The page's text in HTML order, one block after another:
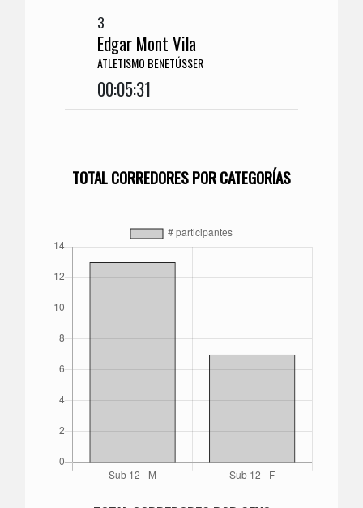
3
Edgar Mont Vila
ATLETISMO BENETÚSSER
00:05:31
TOTAL CORREDORES POR CATEGORÍAS